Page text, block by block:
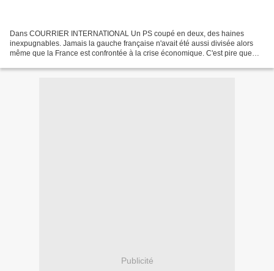
Dans COURRIER INTERNATIONAL Un PS coupé en deux, des haines
inexpugnables. Jamais la gauche française n'avait été aussi divisée alors
même que la France est confrontée à la crise économique. C'est pire que
Publicité